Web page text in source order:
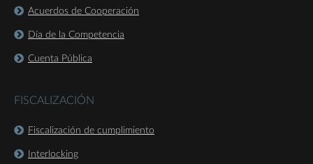
Acuerdos de Cooperación
Día de la Competencia
Cuenta Pública
FISCALIZACIÓN
Fiscalización de cumplimiento
Interlocking